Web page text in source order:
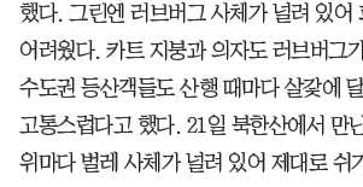
했다. 그린엔 러브버그 사체가 널려 있어
어려웠다. 카트 지붕과 의자도 러브버그
수도권 등산객들도 산행 때마다 살갗에
고통스럽다고 했다. 21일 북한산에서 만
위마다 벌레 사체가 널려 있어 제대로 쉬